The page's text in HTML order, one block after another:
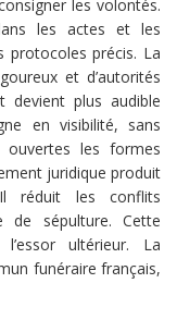
les volontés.
les actes et les
protocoles précis. La
et d’autorités
devient plus audible
en visibilité, sans
les formes
juridique produit
réduit les conflits
de sépulture. Cette
ultérieur. La
funéraire français,